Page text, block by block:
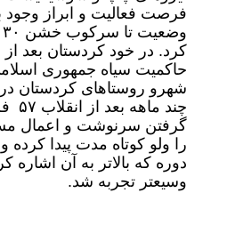
فرصت فعالیت و ابراز وجود
کرد. در خود کردستان بعد
حاکمیت سیاه جمهوری
شهرو روستاهای کردستان در
گرفتن سرنوشت و اعمال
را ولو کوتاه مدت پیدا کرده
دوره که بالاتر به آن اشاره
وسیعتر تجربه شد.